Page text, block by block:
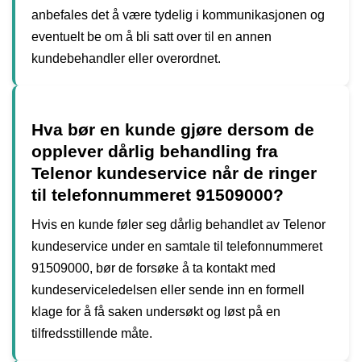
anbefales det å være tydelig i kommunikasjonen og
eventuelt be om å bli satt over til en annen
kundebehandler eller overordnet.
Hva bør en kunde gjøre dersom de
opplever dårlig behandling fra
Telenor kundeservice når de ringer
til telefonnummeret 91509000?
Hvis en kunde føler seg dårlig behandlet av Telenor
kundeservice under en samtale til telefonnummeret
91509000, bør de forsøke å ta kontakt med
kundeserviceledelsen eller sende inn en formell
klage for å få saken undersøkt og løst på en
tilfredsstillende måte.